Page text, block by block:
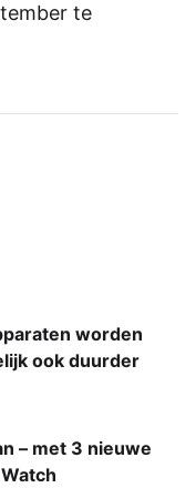
te
worden
ook duurder
– met 3 nieuwe